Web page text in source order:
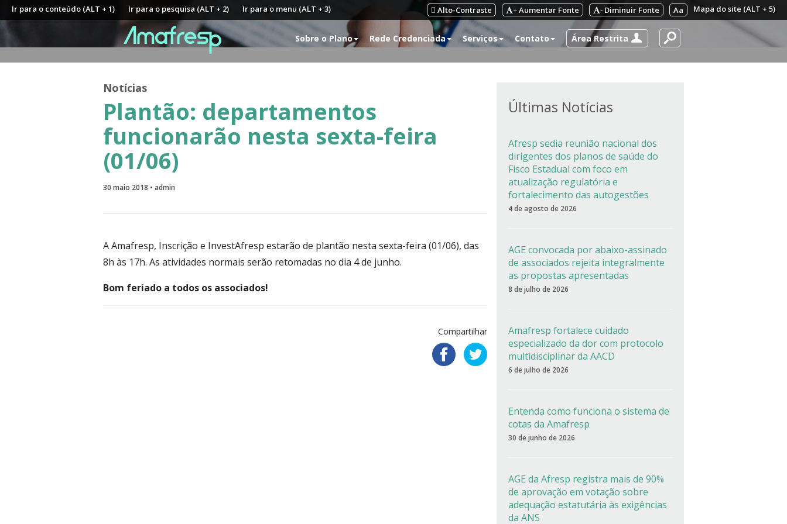
Ir para o conteúdo (ALT + 1) Ir para o pesquisa (ALT + 2) Ir para o menu (ALT + 3) Mapa do site (ALT + 5)
Aa
- Diminuir Fonte
+ Aumentar Fonte
Alto-Contraste
Sobre o Plano Rede Credenciada Serviços Contato Área Restrita
Notícias
Plantão: departamentos
funcionarão nesta sexta-feira
(01/06)
30 maio 2018 • admin
A Amafresp, Inscrição e InvestAfresp estarão de plantão nesta sexta-feira (01/06), das
8h às 17h. As atividades normais serão retomadas no dia 4 de junho.
Bom feriado a todos os associados!
Compartilhar
Últimas Notícias
Afresp sedia reunião nacional dos
dirigentes dos planos de saúde do
Fisco Estadual com foco em
atualização regulatória e
fortalecimento das autogestões
4 de agosto de 2026
AGE convocada por abaixo-assinado
de associados rejeita integralmente
as propostas apresentadas
8 de julho de 2026
Amafresp fortalece cuidado
especializado da dor com protocolo
multidisciplinar da AACD
6 de julho de 2026
Entenda como funciona o sistema de
cotas da Amafresp
30 de junho de 2026
AGE da Afresp registra mais de 90%
de aprovação em votação sobre
adequação estatutária às exigências
da ANS